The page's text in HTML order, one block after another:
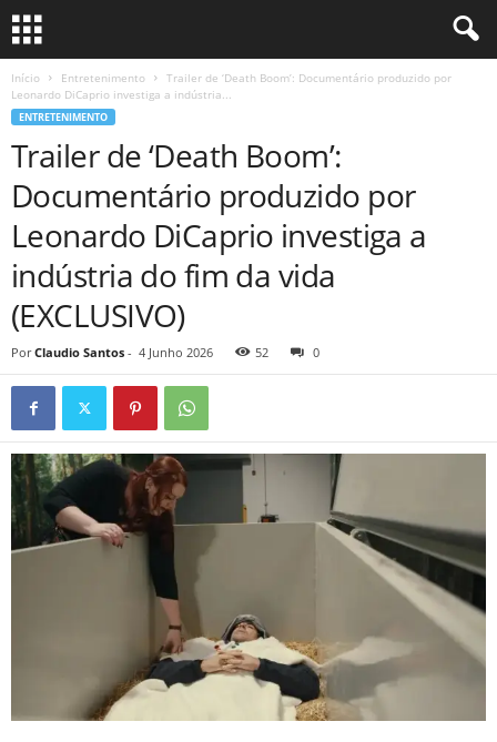
Início Entretenimento
Trailer de ‘Death Boom’: Documentário produzido por
Leonardo DiCaprio investiga a indústria...
ENTRETENIMENTO
Trailer de ‘Death Boom’:
Documentário produzido por
Leonardo DiCaprio investiga a
indústria do fim da vida
(EXCLUSIVO)
Por Claudio Santos - 4 Junho 2026 52 0